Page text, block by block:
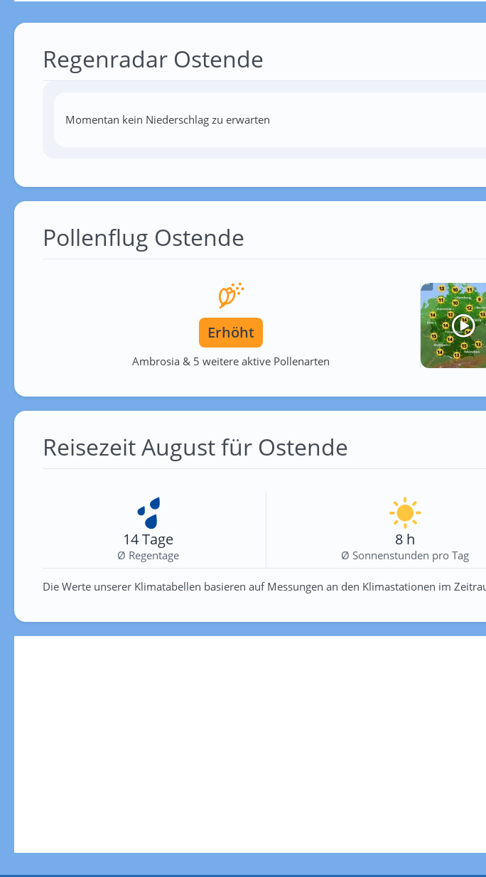
Regenradar Ostende
Momentan kein Niederschlag zu erwarten
Pollenflug Ostende
Erhöht
Ambrosia & 5 weitere aktive Pollenarten
Reisezeit August für Ostende
14 Tage
Ø Regentage
8 h
Ø Sonnenstunden pro Tag
Die Werte unserer Klimatabellen basieren auf Messungen an den Klimastationen im